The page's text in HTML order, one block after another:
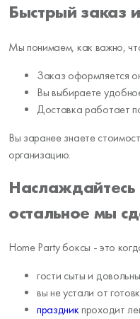
Быстрый заказ
Мы понимаем, как важно,
Заказ оформляется
Вы выбираете
Доставка работает
Вы заранее знаете
организацию.
остальное мы
Home Party боксы - это
гости сыты и
вы не устали от
праздникпроходит